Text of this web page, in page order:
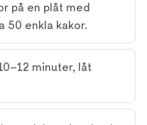
på en plåt med
50 enkla kakor.
minuter, låt